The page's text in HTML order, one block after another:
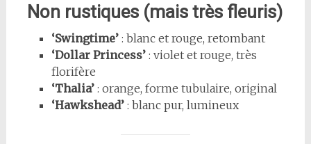
Non rustiques (mais très fleuris)
‘Swingtime’: blanc et rouge, retombant
‘Dollar Princess’: violet et rouge, très
florifère
‘Thalia’: orange, forme tubulaire, original
‘Hawkshead’: blanc pur, lumineux